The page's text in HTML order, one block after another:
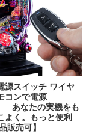
源スイッチ ワイヤ
コンで電源
あなたの実機をも
よく。もっと便利
販売可】